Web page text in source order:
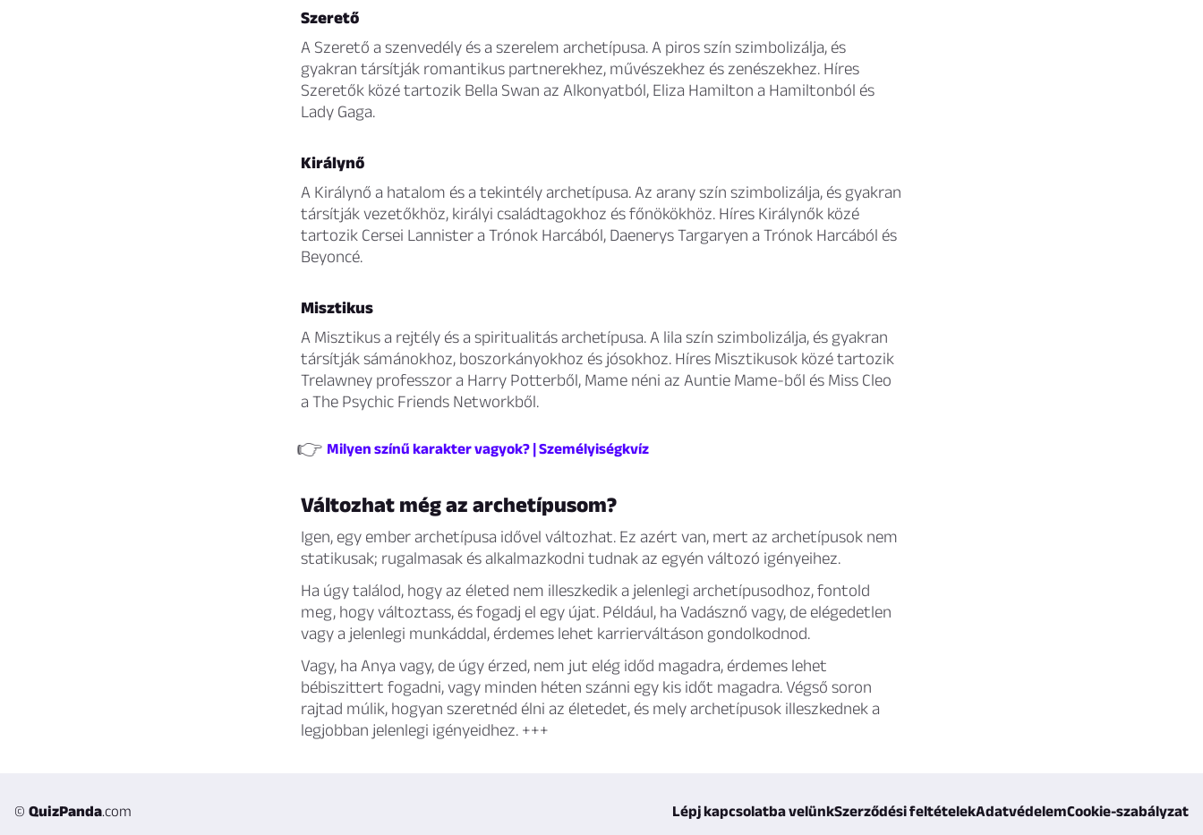
Szerető
A Szerető a szenvedély és a szerelem archetípusa. A piros szín szimbolizálja, és
gyakran társítják romantikus partnerekhez, művészekhez és zenészekhez. Híres
Szeretők közé tartozik Bella Swan az Alkonyatból, Eliza Hamilton a Hamiltonból és
Lady Gaga.
Királynő
A Királynő a hatalom és a tekintély archetípusa. Az arany szín szimbolizálja, és gyakran
társítják vezetőkhöz, királyi családtagokhoz és főnökökhöz. Híres Királynők közé
tartozik Cersei Lannister a Trónok Harcából, Daenerys Targaryen a Trónok Harcából és
Beyoncé.
Misztikus
A Misztikus a rejtély és a spiritualitás archetípusa. A lila szín szimbolizálja, és gyakran
társítják sámánokhoz, boszorkányokhoz és jósokhoz. Híres Misztikusok közé tartozik
Trelawney professzor a Harry Potterből, Mame néni az Auntie Mame-ből és Miss Cleo
a The Psychic Friends Networkből.
👉 Milyen színű karakter vagyok? | Személyiségkvíz
Változhat még az archetípusom?
Igen, egy ember archetípusa idővel változhat. Ez azért van, mert az archetípusok nem
statikusak; rugalmasak és alkalmazkodni tudnak az egyén változó igényeihez.
Ha úgy találod, hogy az életed nem illeszkedik a jelenlegi archetípusodhoz, fontold
meg, hogy változtass, és fogadj el egy újat. Például, ha Vadásznő vagy, de elégedetlen
vagy a jelenlegi munkáddal, érdemes lehet karrierváltáson gondolkodnod.
Vagy, ha Anya vagy, de úgy érzed, nem jut elég időd magadra, érdemes lehet
bébiszittert fogadni, vagy minden héten szánni egy kis időt magadra. Végső soron
rajtad múlik, hogyan szeretnéd élni az életedet, és mely archetípusok illeszkednek a
legjobban jelenlegi igényeidhez. +++
© QuizPanda.com Lépj kapcsolatba velünkSzerződési feltételekAdatvédelemCookie-szabályzat